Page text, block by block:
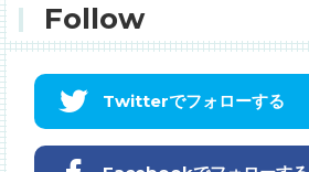
Follow
Twitterでフォローする